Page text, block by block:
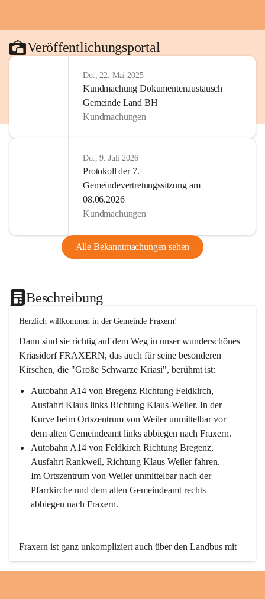
Veröffentlichungsportal
Do., 22. Mai 2025
Kundmachung Dokumentenaustausch
Gemeinde Land BH
Kundmachungen
Do., 9. Juli 2026
Protokoll der 7.
Gemeindevertretungssitzung am
08.06.2026
Kundmachungen
Alle Bekanntmachungen sehen
Beschreibung
Herzlich willkommen in der Gemeinde Fraxern!
Dann sind sie richtig auf dem Weg in unser wunderschönes
Kriasidorf FRAXERN, das auch für seine besonderen
Kirschen, die "Große Schwarze Kriasi", berühmt ist:
Autobahn A14 von Bregenz Richtung Feldkirch,
Ausfahrt Klaus links Richtung Klaus-Weiler. In der
Kurve beim Ortszentrum von Weiler unmittelbar vor
dem alten Gemeindeamt links abbiegen nach Fraxern.
Autobahn A14 von Feldkirch Richtung Bregenz,
Ausfahrt Rankweil, Richtung Klaus Weiler fahren.
Im Ortszentrum von Weiler unmittelbar nach der
Pfarrkirche und dem alten Gemeindeamt rechts
abbiegen nach Fraxern.
Fraxern ist ganz unkompliziert auch über den Landbus mit
den öffentlichen Verkehrsmitteln zu erreichen. Die Linie